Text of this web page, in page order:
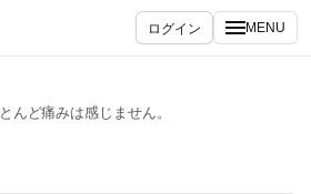
ログイン MENU
んど痛みは感じません。